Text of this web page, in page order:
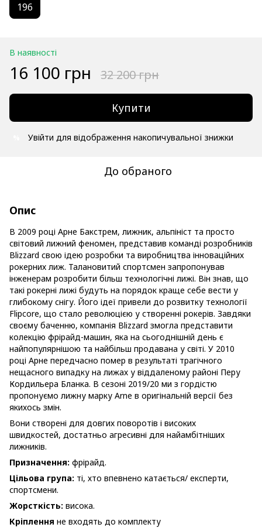
196
В наявності
16 100 грн 32 200 грн
Купити
Увійти для відображення накопичувальної знижки
До обраного
Опис
В 2009 році Арне Бакстрем, лижник, альпініст та просто
світовий лижний феномен, представив команді розробників
Blizzard свою ідею розробки та виробництва інноваційних
рокерних лиж. Талановитий спортсмен запропонував
інженерам розробити більш технологічні лижі. Він знав, що
такі рокерні лижі будуть на порядок краще себе вести у
глибокому снігу. Його ідеї привели до розвитку технології
Flipcore, що стало революцією у створенні рокерів. Завдяки
своєму баченню, компанія Blizzard змогла представити
колекцію фрірайд-машин, яка на сьогоднішній день є
найпопулярнішою та найбільш продавана у світі. У 2010
році Арне передчасно помер в результаті трагічного
нещасного випадку на лижах у віддаленому районі Перу
Кордильера Бланка. В сезоні 2019/20 ми з гордістю
пропонуємо лижну марку Arne в оригінальній версії без
якихось змін.
Вони створені для довгих поворотів і високих
швидкостей, достатньо агресивні для найамбітніших
лижників.
Призначення: фрірайд.
Цільова група: ті, хто впевнено катається/ експерти,
спортсмени.
Жорсткість: висока.
Кріплення не входять до комплекту